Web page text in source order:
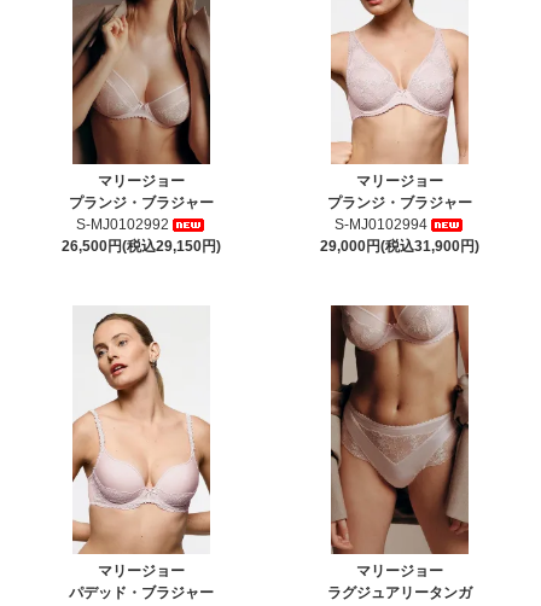
マリージョー
プランジ・ブラジャー
S-MJ0102992
26,500円(税込29,150円)
マリージョー
プランジ・ブラジャー
S-MJ0102994
29,000円(税込31,900円)
マリージョー
パデッド・ブラジャー
マリージョー
ラグジュアリータンガ